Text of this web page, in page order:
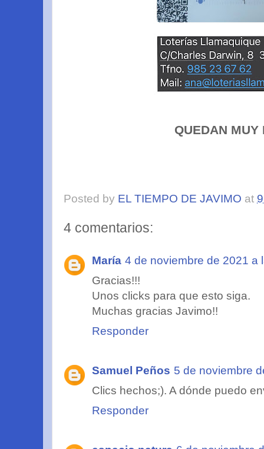
QUEDAN MUY
Posted by EL TIEMPO DE JAVIMO at
4 comentarios:
María 4 de noviembre de 2021 a
Gracias!!!
Unos clicks para que esto siga.
Muchas gracias Javimo!!
Responder
Samuel Peños 5 de noviembre
Clics hechos;). A dónde puedo
Responder